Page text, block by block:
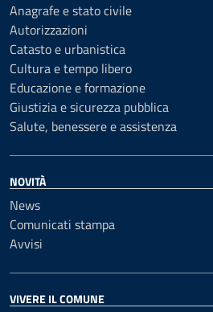
Anagrafe e stato civile
Autorizzazioni
Catasto e urbanistica
Cultura e tempo libero
Educazione e formazione
Giustizia e sicurezza pubblica
Salute, benessere e assistenza
NOVITÀ
News
Comunicati stampa
Avvisi
VIVERE IL COMUNE